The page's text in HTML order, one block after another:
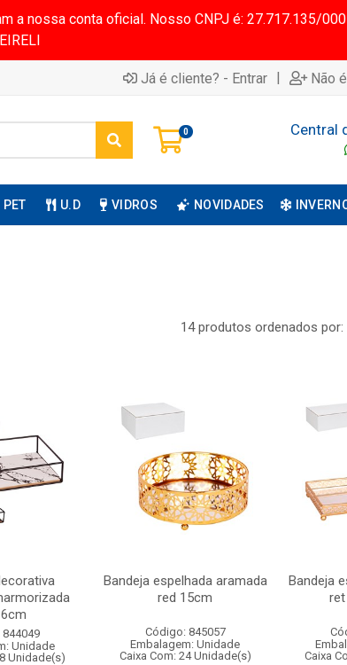
a nossa conta oficial. Nosso CNPJ é: 27.717.135/
Já é cliente? - Entrar | Não
0 Central
PET U.D VIDROS NOVIDADES
14 produtos ordenados por:
Unidade
Unidade(s)
Bandeja espelhada aramada
red 15cm
Código: 845057
Embalagem: Unidade
Caixa Com: 24 Unidade(s)
Bandeja
ret
Caixa